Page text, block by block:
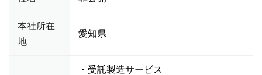
本社所在
地
愛知県
・受託製造サービス